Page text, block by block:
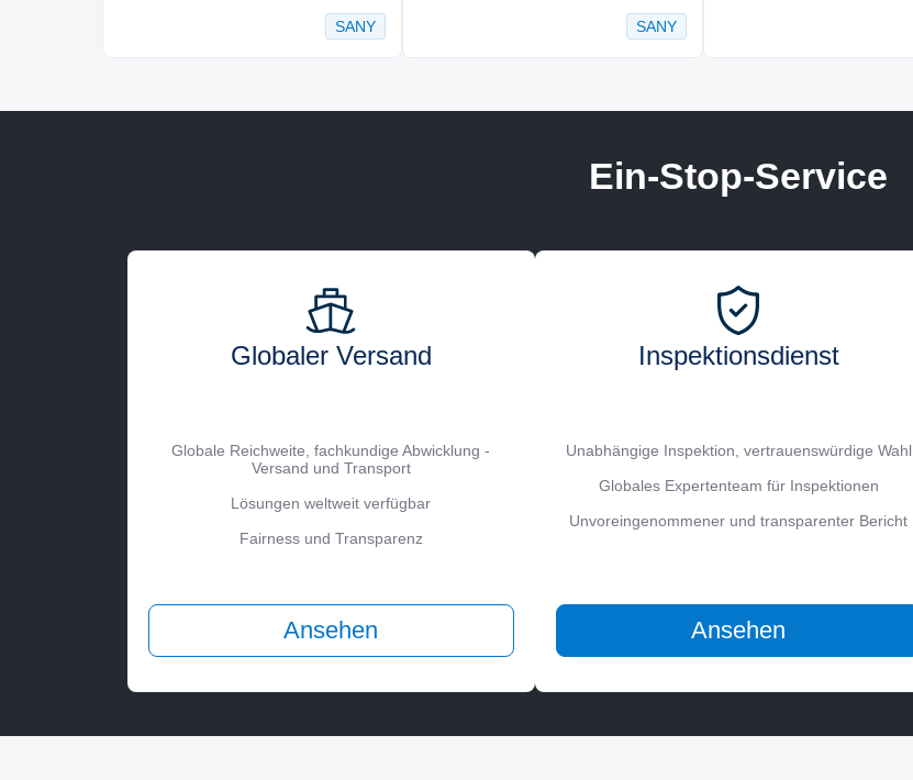
SANY SANY
Ein-Stop-Service
Globaler Versand
Globale Reichweite, fachkundige Abwicklung -
Versand und Transport
Lösungen weltweit verfügbar
Fairness und Transparenz
Ansehen
Inspektionsdienst
Unabhängige Inspektion, vertrauenswürdige Wahl
Globales Expertenteam für Inspektionen
Unvoreingenommener und transparenter Bericht
Ansehen